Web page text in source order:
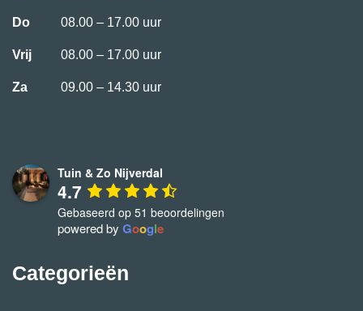
Do 08.00 – 17.00 uur
Vrij 08.00 – 17.00 uur
Za 09.00 – 14.30 uur
Tuin & Zo Nijverdal
4.7
Gebaseerd op 51 beoordelingen
powered by Google
Categorieën